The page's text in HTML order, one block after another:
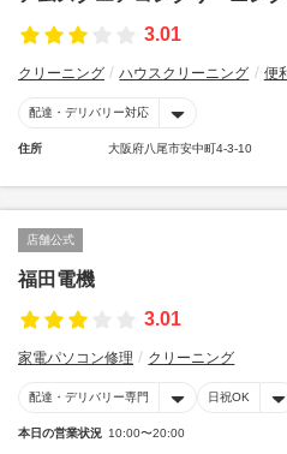
3.01
クリーニング ハウスクリーニング 便
配達・デリバリー対応
住所 大阪府八尾市安中町4-3-10
店舗公式
福田電機
3.01
家電パソコン修理 クリーニング
配達・デリバリー専門 日祝OK
本日の営業状況 10:00〜20:00